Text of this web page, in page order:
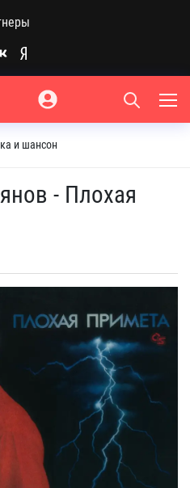
и шансон
- Плохая